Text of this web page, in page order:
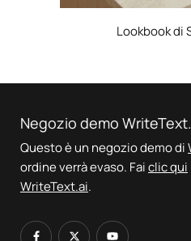
Lookbook di
Negozio demo
Questo è un negozio demo di
ordine verrà evaso. Faiclic qui
WriteText.ai.